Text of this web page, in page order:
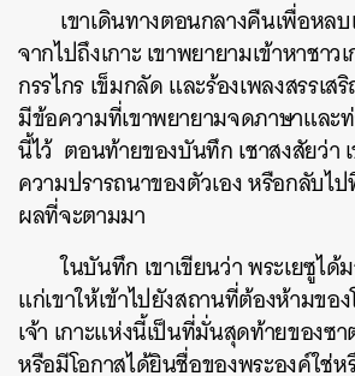
เขาเดินทางตอนกลางคืนเพื่อหล
จากไปถึงเกาะ เขาพยายามเข้าหาชาว
กรรไกร เข็มกลัด และร้องเพลงสรรเ
มีข้อความที่เขาพยายามจดภาษาและท่
นี้ไว้ ตอนท้ายของบันทึก เชาสงสัยว่า
ความปรารถนาของตัวเอง หรือกลับไป
ผลที่จะตามมา
ในบันทึก เขาเขียนว่า พระเยซูไ
แก่เขาให้เข้าไปยังสถานที่ต้องห้ามขอ
เจ้า เกาะแห่งนี้เป็นที่มั่นสุดท้ายของซ
หรือมีโอกาสได้ยินชื่อของพระองค์ใช่ห